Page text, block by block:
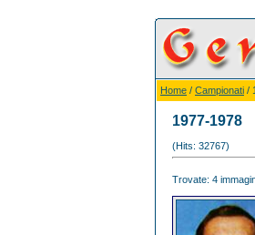
Home / Campionati /
1977-1978
(Hits: 32767)
Trovate: 4